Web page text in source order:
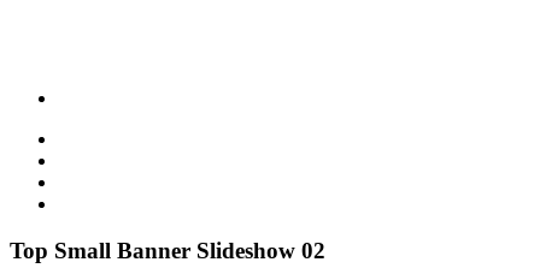
Top Small Banner Slideshow 02